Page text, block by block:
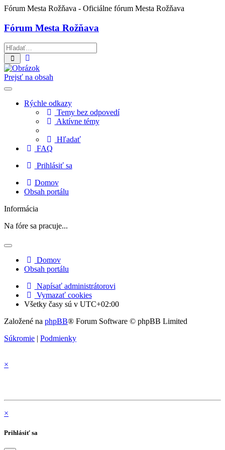
Fórum Mesta Rožňava - Oficiálne fórum Mesta Rožňava
Fórum Mesta Rožňava
vyhľadávanie
Prejsť na obsah
Rýchle odkazy
Temy bez odpovedí
Aktívne témy
Hľadať
FAQ
Prihlásiť sa
Domov
Obsah portálu
Informácia
Na fóre sa pracuje...
Domov
Obsah portálu
Napísať administrátorovi
Vymazať cookies
Všetky časy sú v UTC+02:00
Založené na phpBB® Forum Software © phpBB Limited
Súkromie | Podmienky
×
×
Prihlásiť sa